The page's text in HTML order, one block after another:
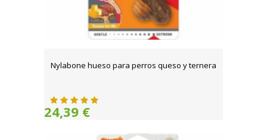
Nylabone hueso para perros queso y ternera
24,39 €